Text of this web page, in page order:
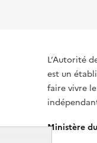
L’Autorité
est un
faire vivre
Ministère